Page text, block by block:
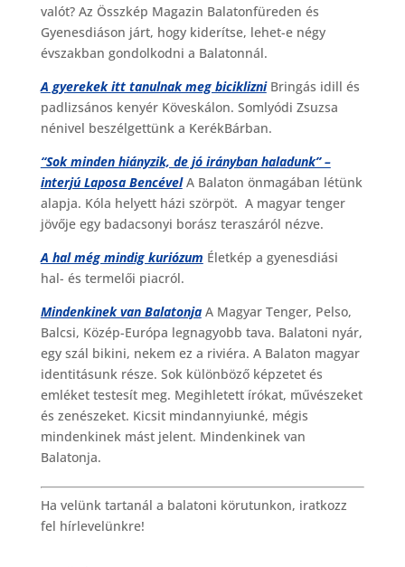
valót? Az Összkép Magazin Balatonfüreden és
Gyenesdiáson járt, hogy kiderítse, lehet-e négy
évszakban gondolkodni a Balatonnál.
A gyerekek itt tanulnak meg biciklizni Bringás idill és
padlizsános kenyér Köveskálon. Somlyódi Zsuzsa
nénivel beszélgettünk a KerékBárban.
“Sok minden hiányzik, de jó irányban haladunk” –
interjú Laposa Bencével A Balaton önmagában létünk
alapja. Kóla helyett házi szörpöt. A magyar tenger
jövője egy badacsonyi borász teraszáról nézve.
A hal még mindig kuriózum Életkép a gyenesdiási
hal- és termelői piacról.
Mindenkinek van Balatonja A Magyar Tenger, Pelso,
Balcsi, Közép-Európa legnagyobb tava. Balatoni nyár,
egy szál bikini, nekem ez a riviéra. A Balaton magyar
identitásunk része. Sok különböző képzetet és
emléket testesít meg. Megihletett írókat, művészeket
és zenészeket. Kicsit mindannyiunké, mégis
mindenkinek mást jelent. Mindenkinek van
Balatonja.
Ha velünk tartanál a balatoni körutunkon, iratkozz
fel hírlevelünkre!